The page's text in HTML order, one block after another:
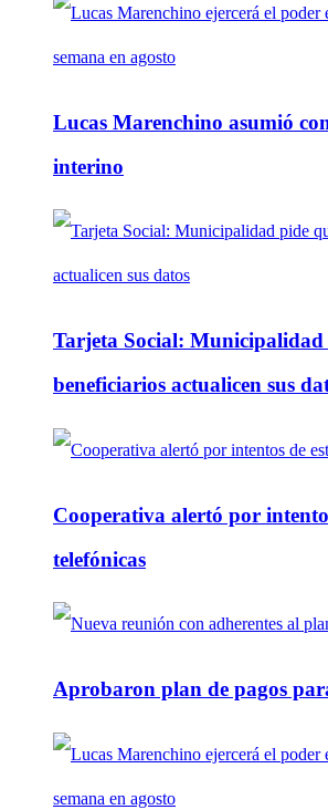
Lucas Marenchino asumió
interino
Tarjeta Social: Municipalidad
beneficiarios actualicen sus
Cooperativa alertó por
telefónicas
Aprobaron plan de pagos